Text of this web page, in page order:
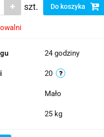
szt. Do koszyka
24 godziny
20
Mało
25 kg